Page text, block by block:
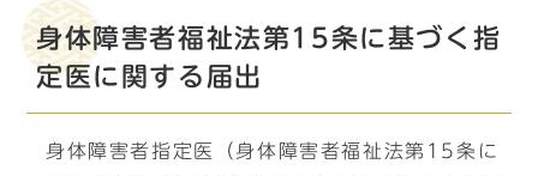
身体障害者福祉法第15条に基づく指
定医に関する届出
身体障害者指定医（身体障害者福祉法第15条に